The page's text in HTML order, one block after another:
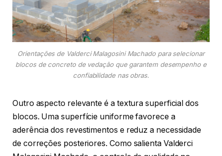
Orientações de Valderci Malagosini Machado para selecionar
blocos de concreto de vedação que garantem desempenho e
confiabilidade nas obras.
Outro aspecto relevante é a textura superficial dos
blocos. Uma superfície uniforme favorece a
aderência dos revestimentos e reduz a necessidade
de correções posteriores. Como salienta Valderci